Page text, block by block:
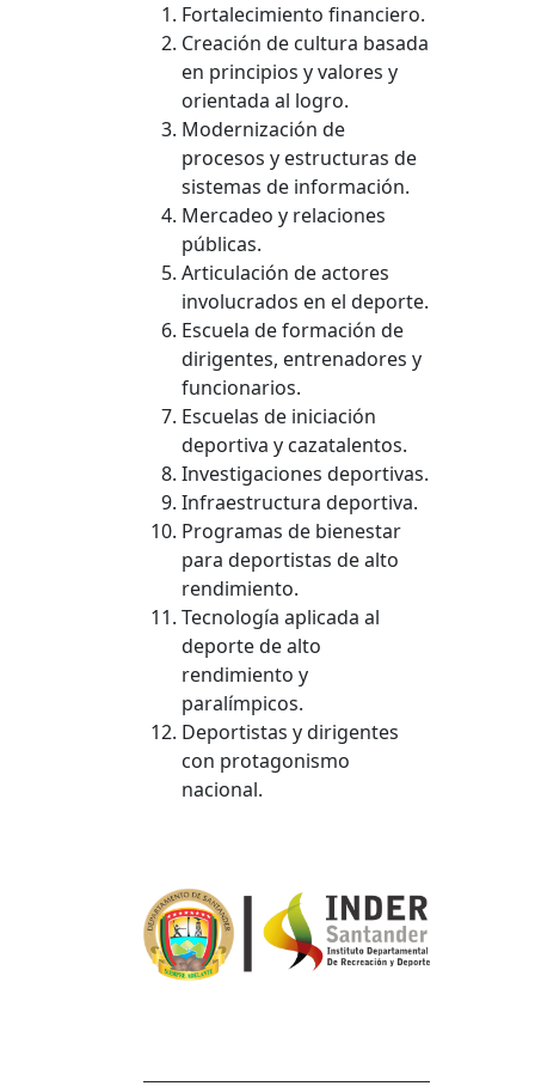
Fortalecimiento financiero.
Creación de cultura basada
en principios y valores y
orientada al logro.
Modernización de
procesos y estructuras de
sistemas de información.
Mercadeo y relaciones
públicas.
Articulación de actores
involucrados en el deporte.
Escuela de formación de
dirigentes, entrenadores y
funcionarios.
Escuelas de iniciación
deportiva y cazatalentos.
Investigaciones deportivas.
Infraestructura deportiva.
Programas de bienestar
para deportistas de alto
rendimiento.
Tecnología aplicada al
deporte de alto
rendimiento y
paralímpicos.
Deportistas y dirigentes
con protagonismo
nacional.